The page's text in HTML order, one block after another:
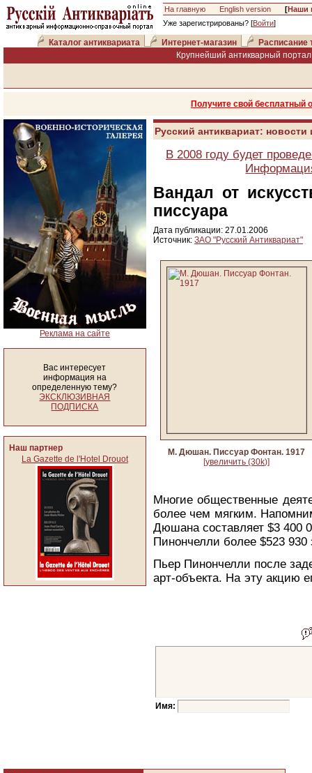
На главную English version [Наши
Уже зарегистрированы? [Войти]
Каталог антиквариата Интернет-магазин
Расписание
Крупнейший антикварный
Получите свой
Реклама на сайте
Вас интересует
информация на
определенную тему?
ЭКСКЛЮЗИВНАЯ
ПОДПИСКА
Наш партнер
La Gazette de l'Hotel Drouot
Русский антиквариат:
В 2008 году будет
Вандал от
писсуара
Дата публикации: 27.01.2006
Источник: ЗАО "Русский Антиквариат"
М. Дюшан. Писсуар Фонтан. 1917
[увеличить (30k)]
Многие общественные
более чем мягким.
Дюшана составляет $3 400
Пинончелли более $523
Пьер Пинончелли после
арт-объекта. На эту акцию
Имя: